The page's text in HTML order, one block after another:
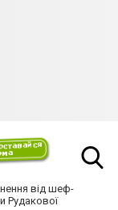
від шеф-
Рудакової